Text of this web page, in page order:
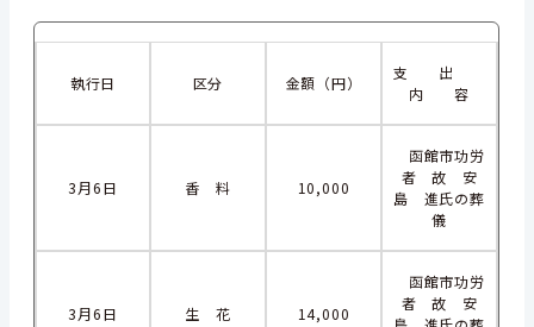
執行日 区分 金額（円）
支 出
内 容
3月6日 香 料 10,000
函館市功労
者 故 安
島 進氏の葬
儀
3月6日 生 花 14,000
函館市功労
者 故 安